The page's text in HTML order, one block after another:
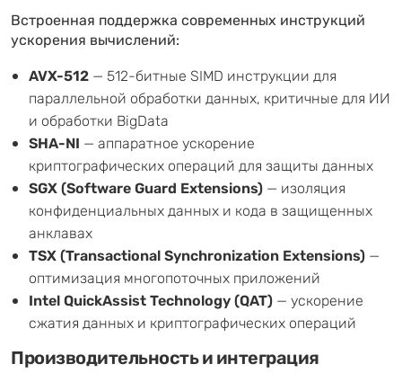
Встроенная поддержка современных инструкций
ускорения вычислений:
AVX-512 — 512-битные SIMD инструкции для
параллельной обработки данных, критичные для ИИ
и обработки BigData
SHA-NI — аппаратное ускорение
криптографических операций для защиты данных
SGX (Software Guard Extensions) — изоляция
конфиденциальных данных и кода в защищенных
анклавах
TSX (Transactional Synchronization Extensions) —
оптимизация многопоточных приложений
Intel QuickAssist Technology (QAT) — ускорение
сжатия данных и криптографических операций
Производительность и интеграция